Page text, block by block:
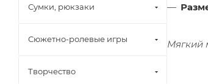
Мягкий
Сумки, рюкзаки
Сюжетно-ролевые игры
Творчество